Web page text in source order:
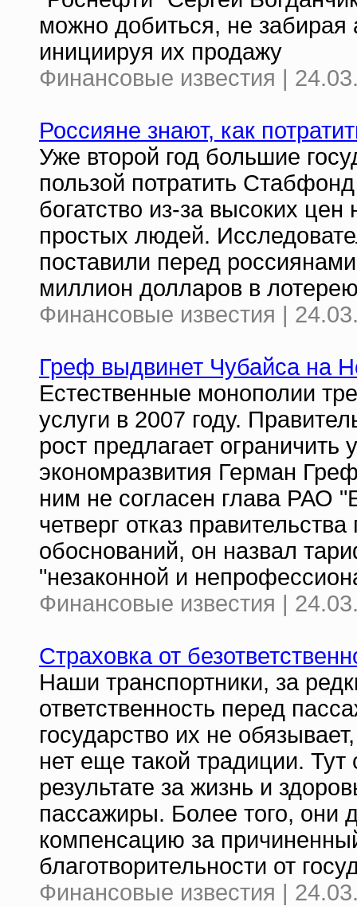
можно добиться, не
инициируя их продажу
Финансовые известия |
Россияне знают, как
Уже второй год большие
пользой потратить
богатство из-за высоких
простых людей.
поставили перед
миллион долларов в
Финансовые известия |
Греф выдвинет Чубайса на
Естественные монополии
услуги в 2007 году.
рост предлагает
экономразвития Герман
ним не согласен глава РАО
четверг отказ
обоснований, он назвал
"незаконной и
Финансовые известия |
Страховка от
Наши транспортники, за
ответственность перед
государство их не
нет еще такой традиции.
результате за жизнь и
пассажиры. Более того, они
компенсацию за
благотворительности от
Финансовые известия |